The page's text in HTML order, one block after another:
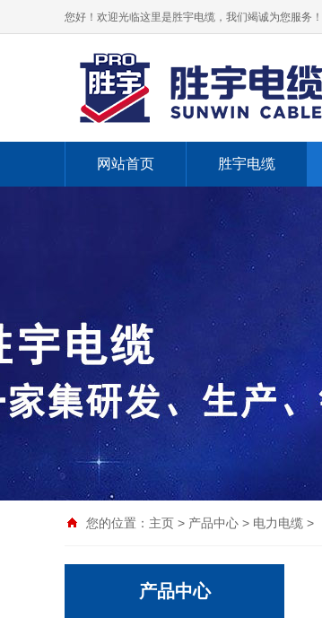
您好！欢迎光临这里是胜宇电缆，我们竭诚为您服务！
网站首页 胜宇电缆
您的位置： 主页 > 产品中心 > 电力电缆 >
产品中心